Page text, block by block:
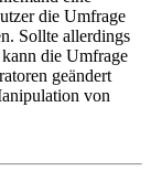
die Umfrage
Sollte allerdings
die Umfrage
geändert
von